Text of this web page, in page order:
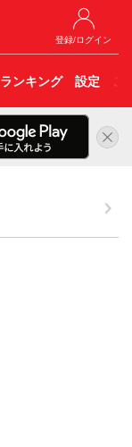
登録/ログイン
ランキング 設定 こ